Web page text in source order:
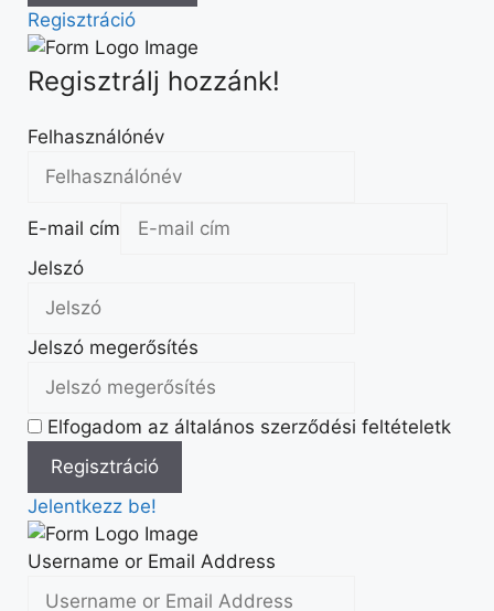
Regisztráció
Regisztrálj hozzánk!
Felhasználónév
E-mail cím
Jelszó
Jelszó megerősítés
Elfogadom az általános szerződési feltételetk
Jelentkezz be!
Username or Email Address